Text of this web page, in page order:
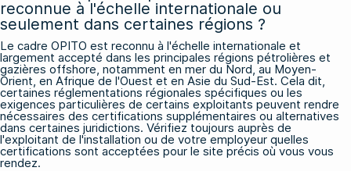
reconnue à l'échelle internationale ou
seulement dans certaines régions ?
Le cadre OPITO est reconnu à l'échelle internationale et
largement accepté dans les principales régions pétrolières et
gazières offshore, notamment en mer du Nord, au Moyen-
Orient, en Afrique de l'Ouest et en Asie du Sud-Est. Cela dit,
certaines réglementations régionales spécifiques ou les
exigences particulières de certains exploitants peuvent rendre
nécessaires des certifications supplémentaires ou alternatives
dans certaines juridictions. Vérifiez toujours auprès de
l'exploitant de l'installation ou de votre employeur quelles
certifications sont acceptées pour le site précis où vous vous
rendez.